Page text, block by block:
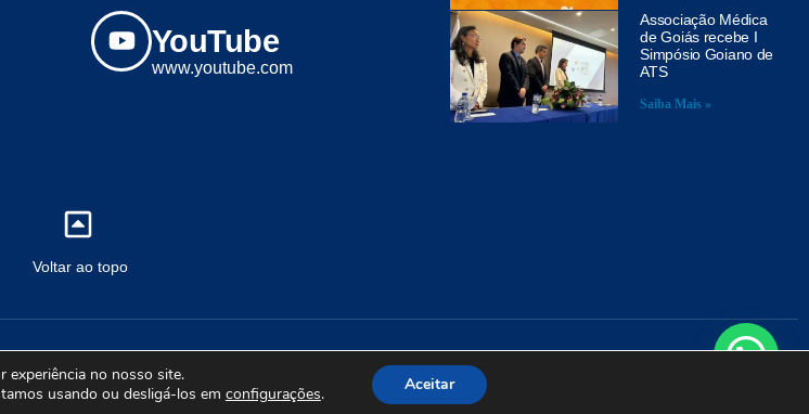
YouTube
www.youtube.com
Associação Médica
de Goiás recebe I
Simpósio Goiano de
ATS
Saiba Mais »
Voltar ao topo
experiência no nosso site.
usando ou desligá-los em configurações. Aceitar